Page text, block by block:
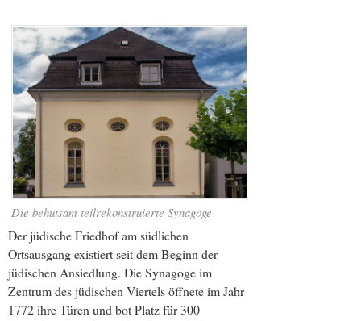
Die behutsam teilrekonstruierte Synagoge
Der jüdische Friedhof am südlichen
Ortsausgang existiert seit dem Beginn der
jüdischen Ansiedlung. Die Synagoge im
Zentrum des jüdischen Viertels öffnete im Jahr
1772 ihre Türen und bot Platz für 300